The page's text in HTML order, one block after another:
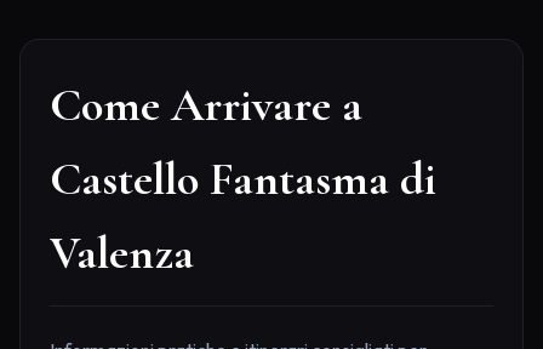
Come Arrivare a
Castello Fantasma di
Valenza